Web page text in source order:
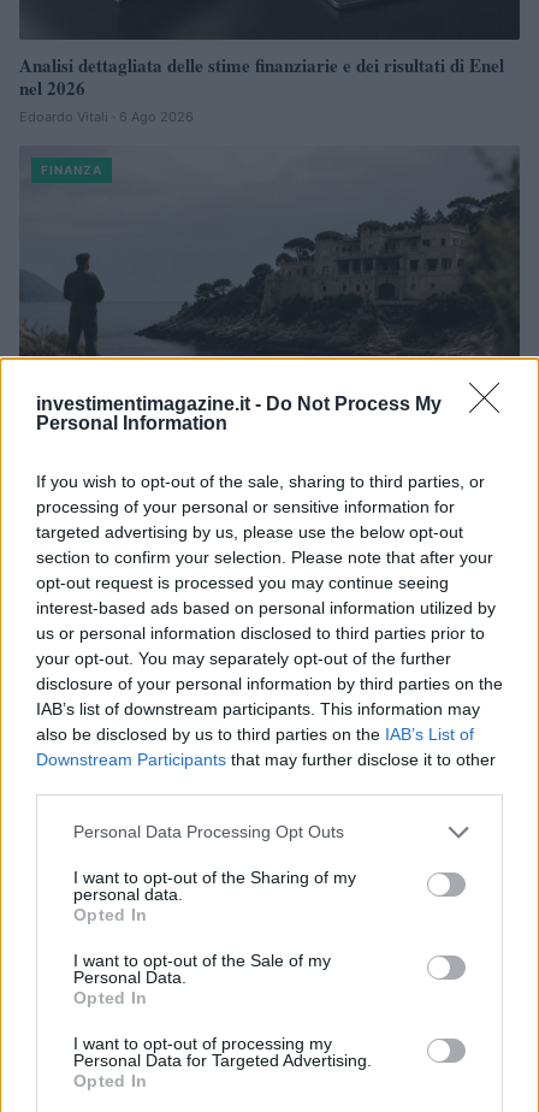
investimentimagazine.it - Do Not Process My
Personal Information
If you wish to opt-out of the sale, sharing to third parties, or
processing of your personal or sensitive information for
targeted advertising by us, please use the below opt-out
section to confirm your selection. Please note that after your
opt-out request is processed you may continue seeing
interest-based ads based on personal information utilized by
us or personal information disclosed to third parties prior to
your opt-out. You may separately opt-out of the further
disclosure of your personal information by third parties on the
IAB’s list of downstream participants. This information may
also be disclosed by us to third parties on the IAB’s List of
Downstream Participants that may further disclose it to other
Please note that this website/app uses one or more Google
not limited to your visit or usage behaviour. You may click to
grant or deny consent to Google and its third-party tags to
use your data for below specified purposes in below Google
consent section.
Personal Data Processing Opt Outs
I want to opt-out of the Sharing of my
personal data.
Opted In
I want to opt-out of the Sale of my
Personal Data.
Opted In
I want to opt-out of processing my
Personal Data for Targeted Advertising.
Opted In
Analisi dettagliata delle stime finanziarie e dei risultati di Enel
nel 2026
Edoardo Vitali · 6 Ago 2026
FINANZA
Villa Joy sequestrata: le violazioni urbanistiche e
paesaggistiche a Loiri Porto San Paolo
Francesca Galli · 6 Ago 2026
FINANZA
Edoardo Vitali · 5 Ago 2026
QUOTAZIONI CRYPTO